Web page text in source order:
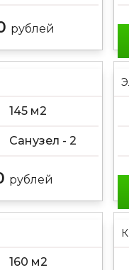
рублей
145 м2
Санузел - 2
рублей
160 м2